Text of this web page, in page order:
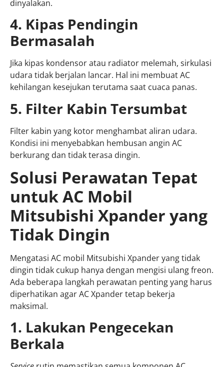
dinyalakan.
4. Kipas Pendingin
Bermasalah
Jika kipas kondensor atau radiator melemah, sirkulasi
udara tidak berjalan lancar. Hal ini membuat AC
kehilangan kesejukan terutama saat cuaca panas.
5. Filter Kabin Tersumbat
Filter kabin yang kotor menghambat aliran udara.
Kondisi ini menyebabkan hembusan angin AC
berkurang dan tidak terasa dingin.
Solusi Perawatan Tepat
untuk AC Mobil
Mitsubishi Xpander yang
Tidak Dingin
Mengatasi AC mobil Mitsubishi Xpander yang tidak
dingin tidak cukup hanya dengan mengisi ulang freon.
Ada beberapa langkah perawatan penting yang harus
diperhatikan agar AC Xpander tetap bekerja
maksimal.
1. Lakukan Pengecekan
Berkala